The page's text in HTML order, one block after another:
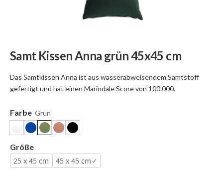
Samt Kissen Anna grün 45x45 cm
Das Samtkissen Anna ist aus wasserabweisendem Samtstoff
gefertigt und hat einen Marindale Score von 100.000.
Farbe Grün
Größe
25 x 45 cm
45 x 45 cm